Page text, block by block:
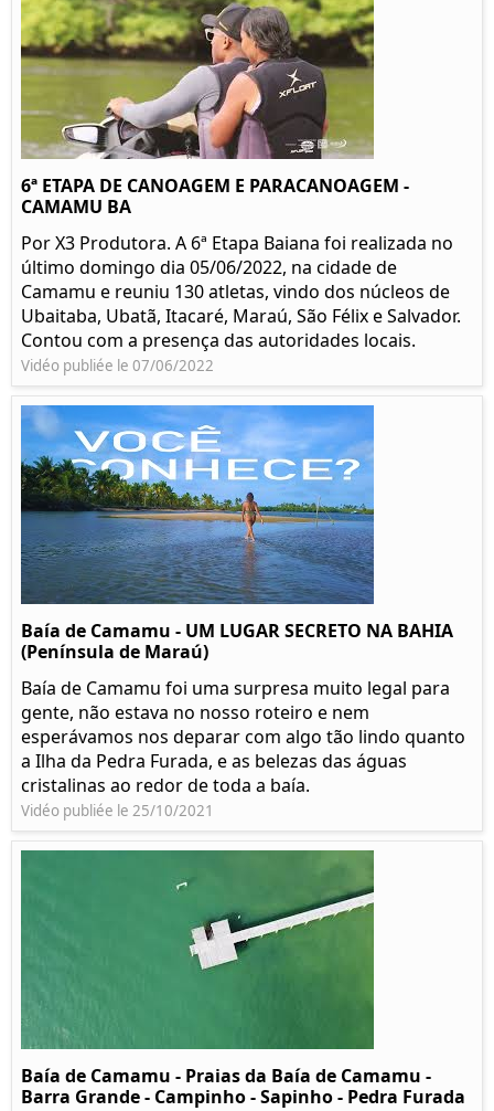
6ª ETAPA DE CANOAGEM E PARACANOAGEM -
CAMAMU BA
Por X3 Produtora. A 6ª Etapa Baiana foi realizada no
último domingo dia 05/06/2022, na cidade de
Camamu e reuniu 130 atletas, vindo dos núcleos de
Ubaitaba, Ubatã, Itacaré, Maraú, São Félix e Salvador.
Contou com a presença das autoridades locais.
Vidéo publiée le 07/06/2022
Baía de Camamu - UM LUGAR SECRETO NA BAHIA
(Península de Maraú)
Baía de Camamu foi uma surpresa muito legal para
gente, não estava no nosso roteiro e nem
esperávamos nos deparar com algo tão lindo quanto
a Ilha da Pedra Furada, e as belezas das águas
cristalinas ao redor de toda a baía.
Vidéo publiée le 25/10/2021
Baía de Camamu - Praias da Baía de Camamu -
Barra Grande - Campinho - Sapinho - Pedra Furada